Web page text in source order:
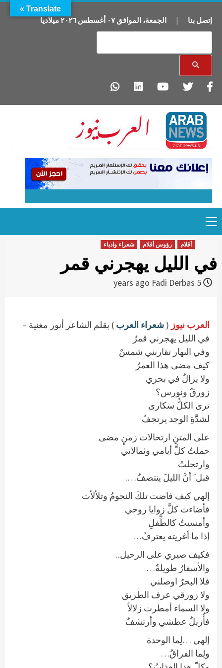
إتصل بنا | الجمعة، الموافق٠٧ أغسطس ٢٠٢٦ميلاديا
to
content
Menu
أقلام رؤوس أقلام شعراء وادباء
في الليل يهجرني قمر
Fadi Derbas
العرب نيوز ( شعراء العرب ) بقلم الشاعر أنور مغنية –
في الليل يهجرني قمرٌ
وفي النهار تقاربني شمسٌ
كيف مضى هذا العمرُ
ولا يزالُ في بحري
زورقٌ ونورس؟
ترى الكلُّ سكارى
لشدَّةِ الوجد يرتجفُ
على المتنِ ارتحالات زمنٍ مضى
حملتُ كلَّ أيامي وثمالاتي
وارتحلتُ
قبل َ أنَّ الليلَ ينتصفُ….
إلهي كيف فاضت تلكَ النجومُ وتلألأت
فأضاءت كلَّ زوايا روحي
وأمسيتُ كالطِّفلِ
إذا ما أغريته يعترفُ…
فكيف صبري على الرحيل..
والأسفارُ طويلةٌ…
فلا البحرُ اوصلني
ولا زورقي عرف الطريق
ولا السماء أمطرت زلالاً
فأُزيلُ عطشي وأرتشفُ
إلهي …لِما الوحدة
ولِما الفراقُ…
Translate »